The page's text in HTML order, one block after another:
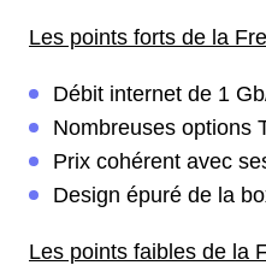
Les points forts de la
Débit internet de 1
Nombreuses options
Prix cohérent avec
Design épuré de la
Les points faibles de la